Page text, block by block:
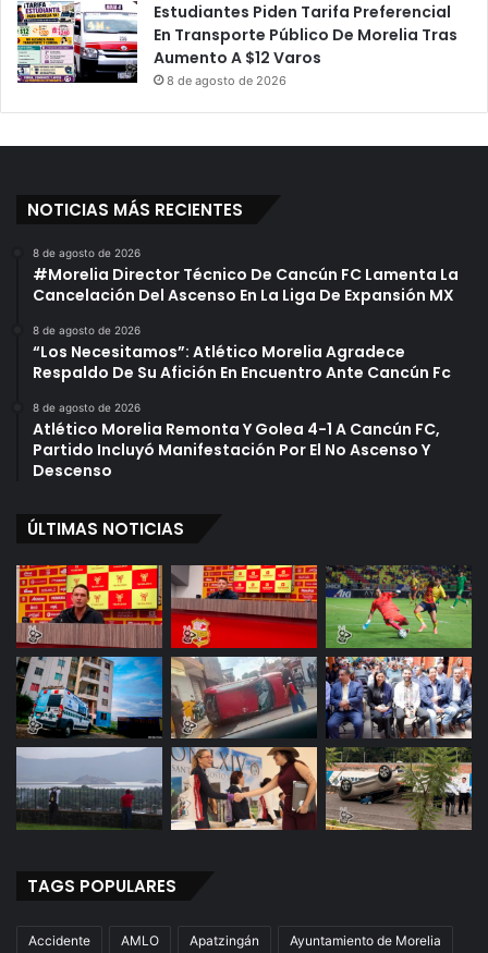
Estudiantes Piden Tarifa Preferencial
En Transporte Público De Morelia Tras
Aumento A $12 Varos
8 de agosto de 2026
NOTICIAS MÁS RECIENTES
8 de agosto de 2026
#Morelia Director Técnico De Cancún FC Lamenta La
Cancelación Del Ascenso En La Liga De Expansión MX
8 de agosto de 2026
“Los Necesitamos”: Atlético Morelia Agradece
Respaldo De Su Afición En Encuentro Ante Cancún Fc
8 de agosto de 2026
Atlético Morelia Remonta Y Golea 4-1 A Cancún FC,
Partido Incluyó Manifestación Por El No Ascenso Y
Descenso
ÚLTIMAS NOTICIAS
TAGS POPULARES
Accidente AMLO Apatzingán Ayuntamiento de Morelia